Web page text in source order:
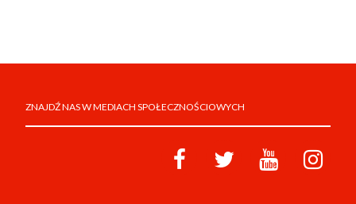
ZNAJDŹ NAS W MEDIACH SPOŁECZNOŚCIOWYCH